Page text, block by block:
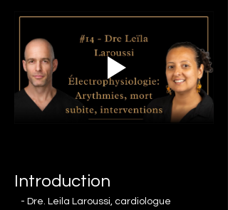
Introduction
- Dre. Leila Laroussi, cardiologue